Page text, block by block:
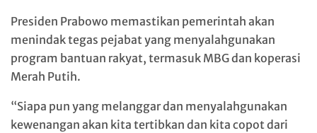
Presiden Prabowo memastikan pemerintah akan
menindak tegas pejabat yang menyalahgunakan
program bantuan rakyat, termasuk MBG dan koperasi
Merah Putih.
“Siapa pun yang melanggar dan menyalahgunakan
kewenangan akan kita tertibkan dan kita copot dari